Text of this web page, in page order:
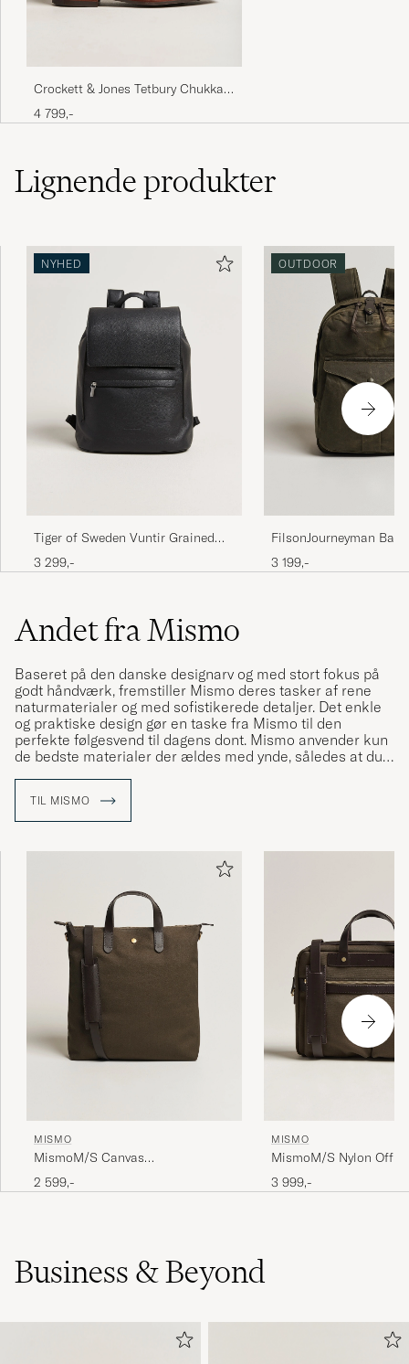
Crockett & Jones Tetbury Chukka
Dark Brown Suede
4 799,-
Lignendeprodukter
NYHED
Tiger of Sweden Vuntir Grained
Leather Backpack Black
3 299,-
OUTDOOR
FilsonJourneyman
Green
3 199,-
Andet fra Mismo
Baseret på den danske designarv og med stort fokus på
godt håndværk, fremstiller Mismo deres tasker af rene
naturmaterialer og med sofistikerede detaljer. Det enkle
og praktiske design gør en taske fra Mismo til den
perfekte følgesvend til dagens dont. Mismo anvender kun
de bedste materialer der ældes med ynde, således at du
TIL MISMO
MISMO
MismoM/S Canvas
ShopperArmy/Dark Brown
2 599,-
MISMO
MismoM/S Nylon
Brown
3 999,-
Business & Beyond